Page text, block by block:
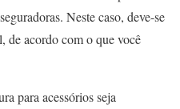
Neste caso, deve-se
de acordo com o que você
para acessórios seja